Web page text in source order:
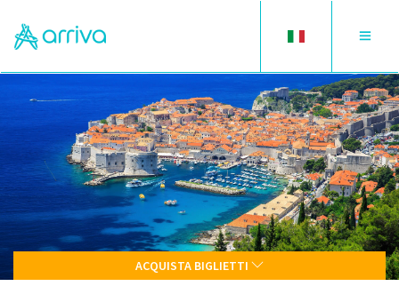
Toggle
Toggle
ACQUISTA BIGLIETTI